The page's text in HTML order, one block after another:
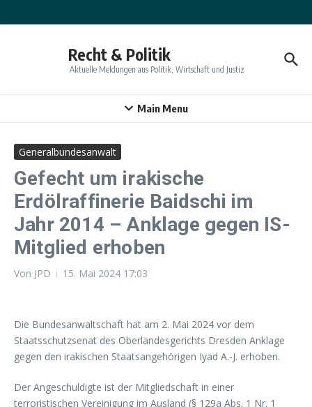
Recht & Politik
Aktuelle Meldungen aus Politik, Wirtschaft und Justiz
Main Menu
Generalbundesanwalt
Gefecht um irakische
Erdölraffinerie Baidschi im
Jahr 2014 – Anklage gegen IS-
Mitglied erhoben
Von JPD 15. Mai 2024 17:03
Die Bundesanwaltschaft hat am 2. Mai 2024 vor dem
Staatsschutzsenat des Oberlandesgerichts Dresden Anklage
gegen den irakischen Staatsangehörigen Iyad A.-J. erhoben.
Der Angeschuldigte ist der Mitgliedschaft in einer
terroristischen Vereinigung im Ausland (§ 129a Abs. 1 Nr. 1